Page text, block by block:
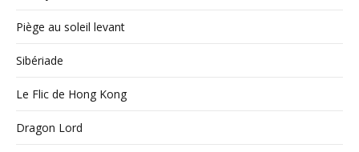
Piège au soleil levant
Sibériade
Le Flic de Hong Kong
Dragon Lord